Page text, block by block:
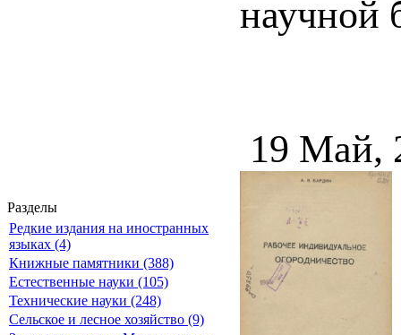
Разделы
Редкие издания на иностранных
языках (4)
Книжные памятники (388)
Естественные науки (105)
Технические науки (248)
Сельское и лесное хозяйство (9)
научной
19 Май,